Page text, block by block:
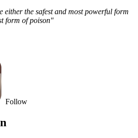
either the safest and most powerful form
form of poison"
Follow